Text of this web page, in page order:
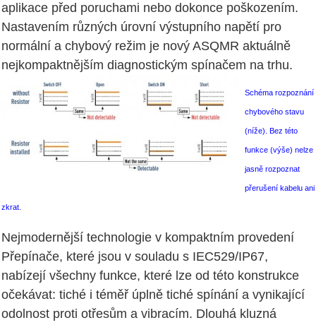
aplikace před poruchami nebo dokonce poškozením.
Nastavením různých úrovní výstupního napětí pro
normální a chybový režim je nový ASQMR aktuálně
nejkompaktnějším diagnostickým spínačem na trhu.
Schéma rozpoznání
chybového stavu
(níže). Bez této
funkce (výše) nelze
jasně rozpoznat
přerušení kabelu ani
zkrat.
Nejmodernější technologie v kompaktním provedení
Přepínače, které jsou v souladu s IEC529/IP67,
nabízejí všechny funkce, které lze od této konstrukce
očekávat: tiché i téměř úplně tiché spínání a vynikající
odolnost proti otřesům a vibracím. Dlouhá kluzná